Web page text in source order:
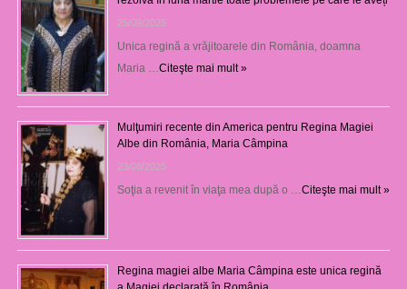
25/09/2025
Unica regină a vrăjitoarele din România, doamna
Maria … Citeşte mai mult »
Mulţumiri recente din America pentru Regina Magiei
Albe din România, Maria Câmpina
23/08/2025
Soţia a revenit în viaţa mea după o … Citeşte mai mult »
Regina magiei albe Maria Câmpina este unica regină